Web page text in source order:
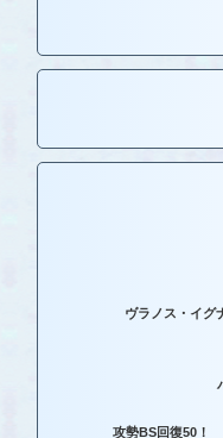
ヴラノス・イグ
攻勢BS回復50！